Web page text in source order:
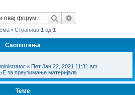
Претрага
• Страница 1 од 1
Саопштења
« Пет Јан 22, 2021 11:31 am
преузимање материјала !
Теме